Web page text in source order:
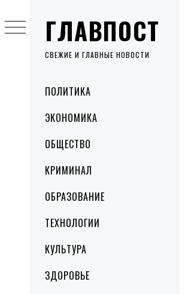
ГЛАВПОСТ
СВЕЖИЕ И ГЛАВНЫЕ НОВОСТИ
MenuПОЛИТИКА
ЭКОНОМИКА
ОБЩЕСТВО
КРИМИНАЛ
ОБРАЗОВАНИЕ
ТЕХНОЛОГИИ
КУЛЬТУРА
ЗДОРОВЬЕ
to
content